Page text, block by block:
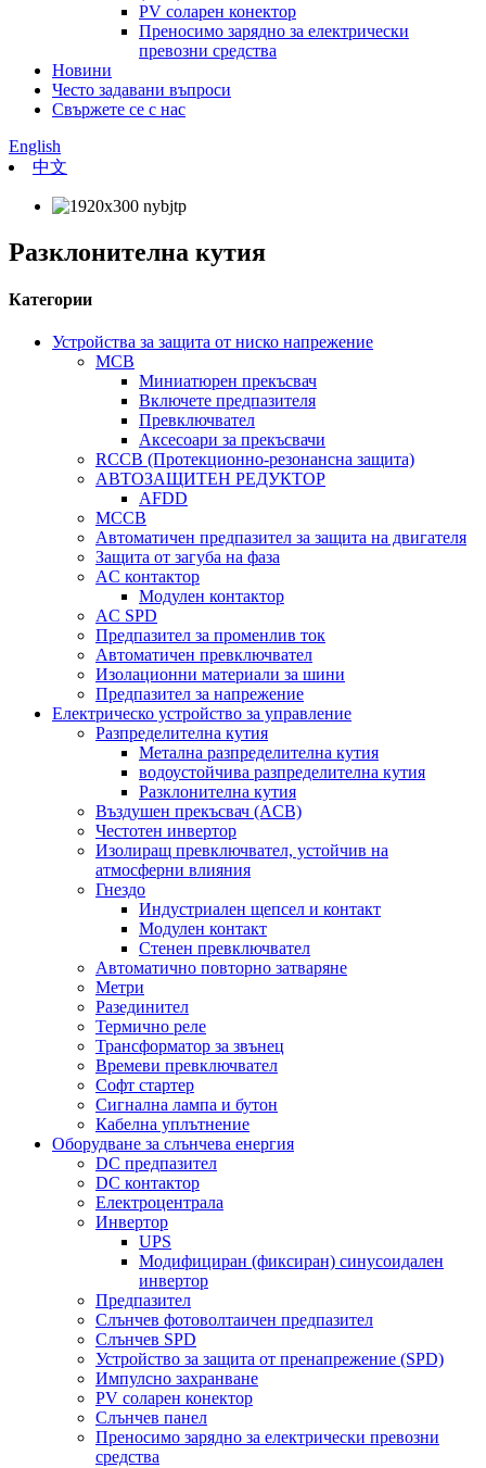
PV соларен конектор
Преносимо зарядно за електрически
превозни средства
Новини
Често задавани въпроси
Свържете се с нас
English
中文
Разклонителна кутия
Категории
Устройства за защита от ниско напрежение
MCB
Миниатюрен прекъсвач
Включете предпазителя
Превключвател
Аксесоари за прекъсвачи
RCCB (Протекционно-резонансна защита)
АВТОЗАЩИТЕН РЕДУКТОР
AFDD
MCCB
Автоматичен предпазител за защита на двигателя
Защита от загуба на фаза
AC контактор
Модулен контактор
AC SPD
Предпазител за променлив ток
Автоматичен превключвател
Изолационни материали за шини
Предпазител за напрежение
Електрическо устройство за управление
Разпределителна кутия
Метална разпределителна кутия
водоустойчива разпределителна кутия
Разклонителна кутия
Въздушен прекъсвач (ACB)
Честотен инвертор
Изолиращ превключвател, устойчив на
атмосферни влияния
Гнездо
Индустриален щепсел и контакт
Модулен контакт
Стенен превключвател
Автоматично повторно затваряне
Метри
Разединител
Термично реле
Трансформатор за звънец
Времеви превключвател
Софт стартер
Сигнална лампа и бутон
Кабелна уплътнение
Оборудване за слънчева енергия
DC предпазител
DC контактор
Електроцентрала
Инвертор
UPS
Модифициран (фиксиран) синусоидален
инвертор
Предпазител
Слънчев фотоволтаичен предпазител
Слънчев SPD
Устройство за защита от пренапрежение (SPD)
Импулсно захранване
PV соларен конектор
Слънчев панел
Преносимо зарядно за електрически превозни
средства